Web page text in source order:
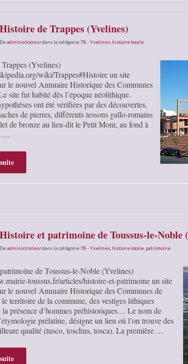
Histoire de Trappes (Yvelines)
Deadministrateurdans la catégorie78 - Yvelines histoire locale
(Yvelines)
wiki/Trappes#Histoire un site
le nouvel Annuaire Historique des Communes
site fut habité dès l’époque néolithique.
ont été vérifiées par des découvertes,
de pierres, différents tessons gallo-romains
de bronze au lieu-dit le Petit Mont, au fond à
…
Histoire et patrimoine de Toussus-le-Noble
Deadministrateurdans la catégorie78 - Yvelines histoire locale patrimoine
de Toussus-le-Noble (Yvelines)
toussus.fr/articles/histoire-et-patrimoine un site
le nouvel Annuaire Historique des Communes de
territoire de la commune, des vestiges lithiques
la présence d’hommes préhistoriques… Le nom de
prélatine, désigne un lieu où l’on trouve des
qualité (tusco, toschus, tosca). La première …